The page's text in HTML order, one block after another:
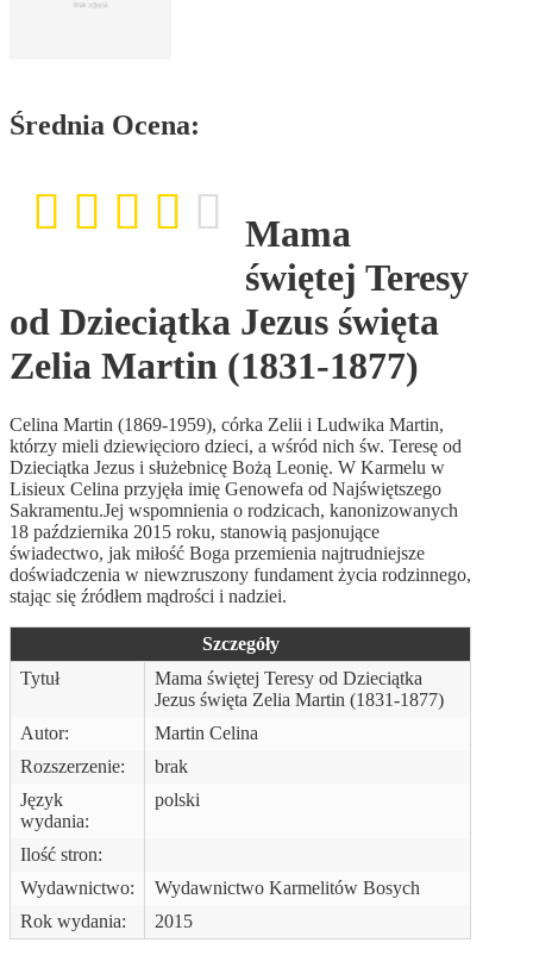
Średnia Ocena:
Mama
świętej Teresy
od Dzieciątka Jezus święta
Zelia Martin (1831-1877)
Celina Martin (1869-1959), córka Zelii i Ludwika Martin,
którzy mieli dziewięcioro dzieci, a wśród nich św. Teresę od
Dzieciątka Jezus i służebnicę Bożą Leonię. W Karmelu w
Lisieux Celina przyjęła imię Genowefa od Najświętszego
Sakramentu.Jej wspomnienia o rodzicach, kanonizowanych
18 października 2015 roku, stanowią pasjonujące
świadectwo, jak miłość Boga przemienia najtrudniejsze
doświadczenia w niewzruszony fundament życia rodzinnego,
stając się źródłem mądrości i nadziei.
Szczegóły
Tytuł
Mama świętej Teresy od Dzieciątka
Jezus święta Zelia Martin (1831-1877)
Autor:
Martin Celina
Rozszerzenie:
brak
Język
wydania:
polski
Ilość stron:
Wydawnictwo:
Wydawnictwo Karmelitów Bosych
Rok wydania:
2015